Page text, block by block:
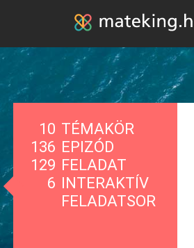
Jump to navigation
10 TÉMAKÖR
136 EPIZÓD
129 FELADAT
6 INTERAKTÍV
FELADATSOR